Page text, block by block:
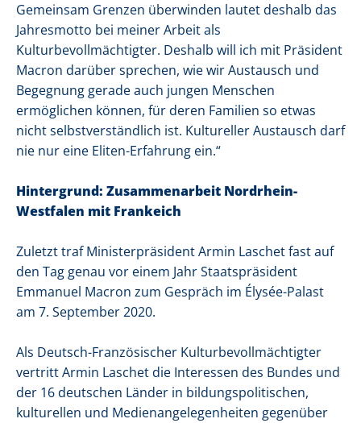
Gemeinsam Grenzen überwinden lautet deshalb das
Jahresmotto bei meiner Arbeit als
Kulturbevollmächtigter. Deshalb will ich mit Präsident
Macron darüber sprechen, wie wir Austausch und
Begegnung gerade auch jungen Menschen
ermöglichen können, für deren Familien so etwas
nicht selbstverständlich ist. Kultureller Austausch darf
nie nur eine Eliten-Erfahrung ein.“
Hintergrund: Zusammenarbeit Nordrhein-
Westfalen mit Frankeich
Zuletzt traf Ministerpräsident Armin Laschet fast auf
den Tag genau vor einem Jahr Staatspräsident
Emmanuel Macron zum Gespräch im Élysée-Palast
am 7. September 2020.
Als Deutsch-Französischer Kulturbevollmächtigter
vertritt Armin Laschet die Interessen des Bundes und
der 16 deutschen Länder in bildungspolitischen,
kulturellen und Medienangelegenheiten gegenüber